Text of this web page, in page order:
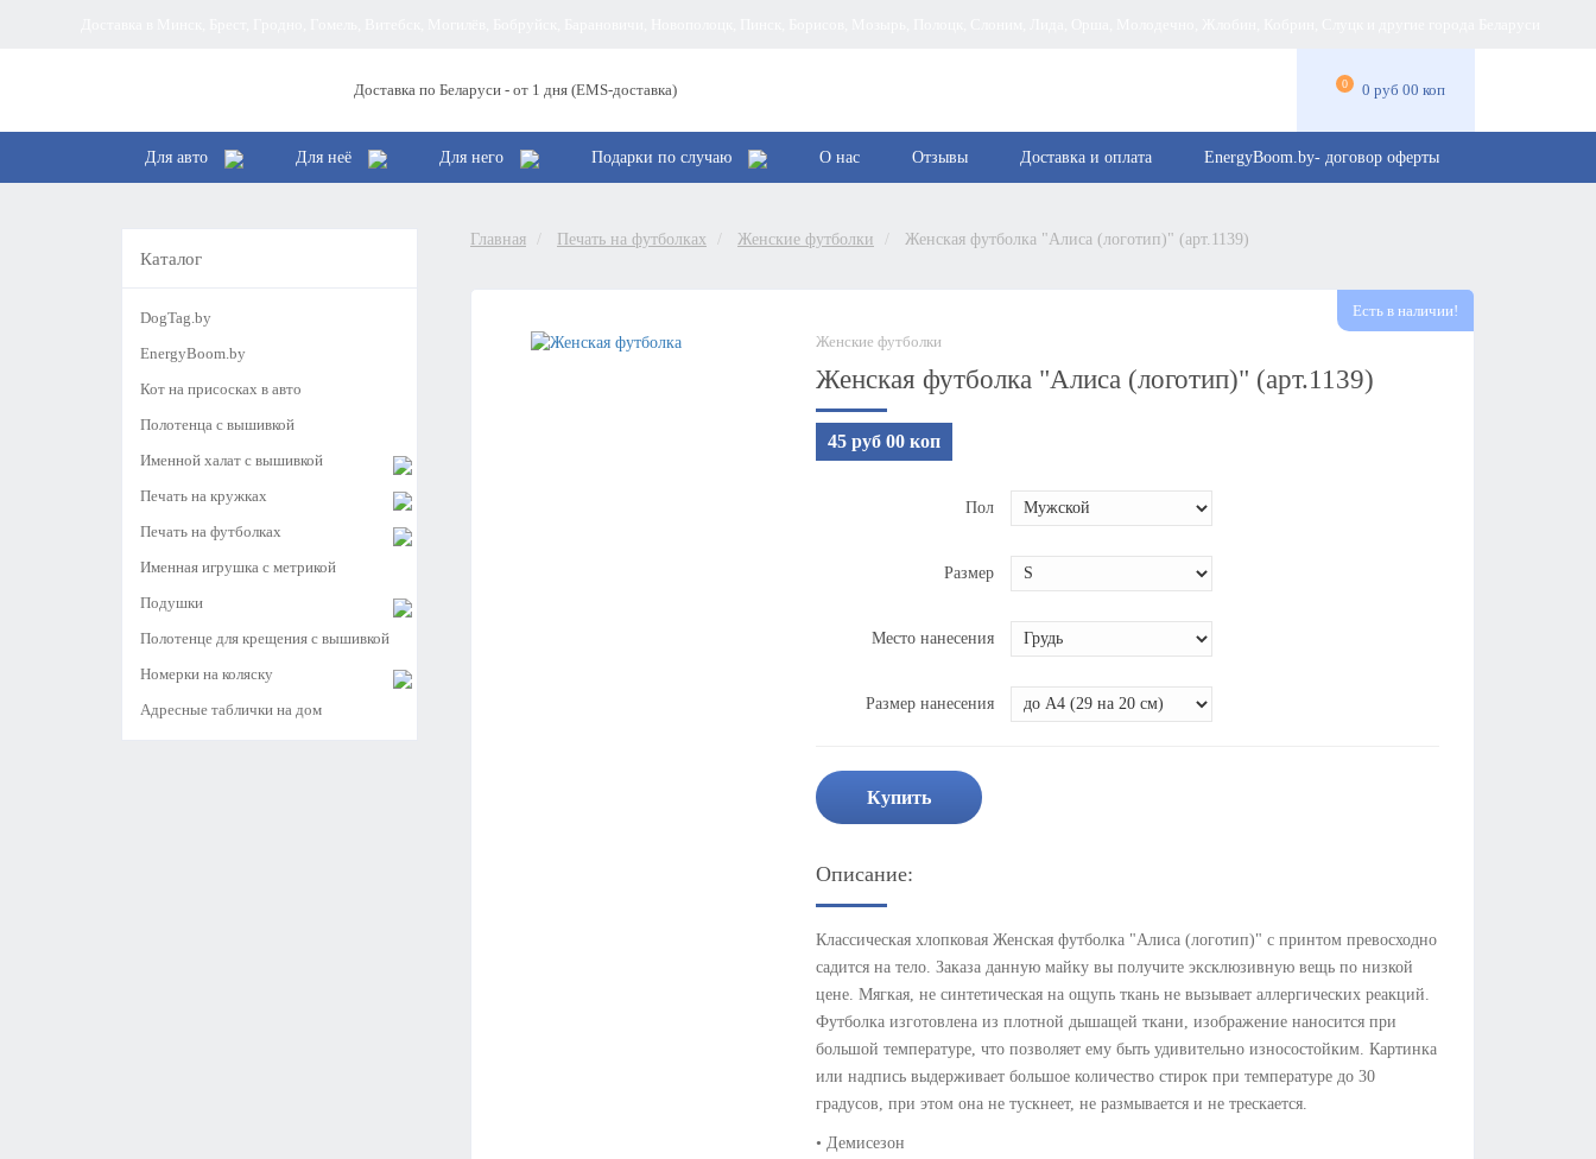
Доставка по Беларуси - от 1 дня (EMS-доставка) 0 0 руб 00 коп
Для авто Для неё Для него Подарки по случаю О нас Отзывы Доставка и оплата EnergyBoom.by- договор оферты
Каталог
DogTag.by
EnergyBoom.by
Кот на присосках в авто
Полотенца с вышивкой
Именной халат с вышивкой
Печать на кружках
Печать на футболках
Именная игрушка с метрикой
Подушки
Полотенце для крещения с вышивкой
Номерки на коляску
Адресные таблички на дом
Главная Печать на футболках Женские футболки Женская футболка "Алиса (логотип)" (арт.1139)
Есть в наличии!
Женские футболки
Женская футболка "Алиса (логотип)" (арт.1139)
45 руб 00 коп
Пол
Размер
Место нанесения
Размер нанесения
Купить
Описание:
Классическая хлопковая Женская футболка "Алиса (логотип)" с принтом превосходно
садится на тело. Заказа данную майку вы получите эксклюзивную вещь по низкой
цене. Мягкая, не синтетическая на ощупь ткань не вызывает аллергических реакций.
Футболка изготовлена из плотной дышащей ткани, изображение наносится при
большой температуре, что позволяет ему быть удивительно износостойким. Картинка
или надпись выдерживает большое количество стирок при температуре до 30
градусов, при этом она не тускнеет, не размывается и не трескается.
• Демисезон